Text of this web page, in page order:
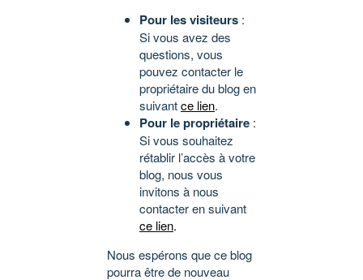
Pour les visiteurs :
Si vous avez des
questions, vous
pouvez contacter le
propriétaire du blog en
suivantce lien.
Pour le propriétaire :
Si vous souhaitez
rétablir l’accès à votre
blog, nous vous
invitons à nous
contacter en suivant
ce lien.
Nous espérons que ce blog
pourra être de nouveau